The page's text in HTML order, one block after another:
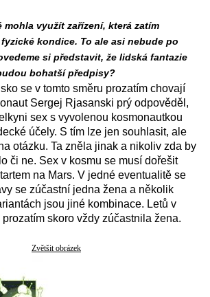
mohla využít zařízení, která zatím
kondice. To ale asi nebude po
si představit, že lidská fantazie
bohatší předpisy?
se v tomto směru prozatím chovají
Sergej Rjasanski prý odpověděl,
sex s vyvolenou kosmonautkou
účely. S tím lze jen souhlasit, ale
otázku. Ta zněla jinak a nikoliv zda by
či ne. Sex v kosmu se musí dořešit
na Mars. V jedné eventualitě se
se zúčastní jedna žena a několik
jsou jiné kombinace. Letů v
skoro vždy zúčastnila žena.
Zvětšit obrázek